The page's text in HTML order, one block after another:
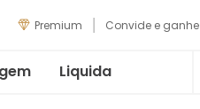
Premium Convide e ganhe
Liquida